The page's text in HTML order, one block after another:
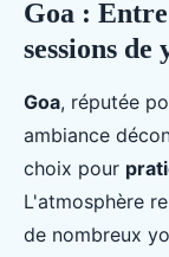
Goa :
sessions de
Goa, réputée
ambiance
choix pour
L'atmosphère
de nombreux